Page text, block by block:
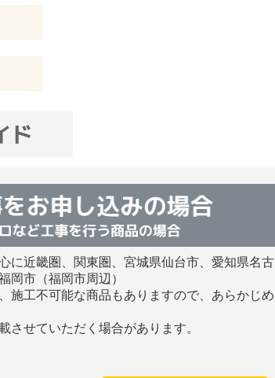
に近畿圏、関東圏、宮城県仙台市、愛知県名古
岡市（福岡市周辺）
施工不可能な商品もありますので、あらかじめ
せていただく場合があります。